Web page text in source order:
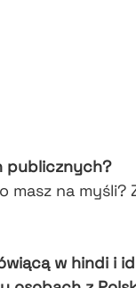
publicznych?
masz na myśli?
w hindi i